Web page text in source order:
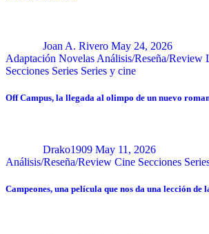
Joan A. Rivero May 24, 2026
Adaptación Novelas Análisis/Reseña/Review
Secciones Series Series y cine
Off Campus, la llegada al olimpo de un nuevo
Drako1909 May 11, 2026
Análisis/Reseña/Review Cine Secciones
Campeones, una película que nos da una lección de